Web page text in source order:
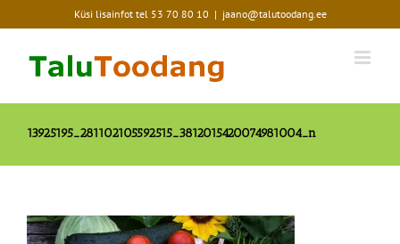
to
Küsi lisainfot tel 53 70 80 10 | jaano@talutoodang.ee
13925195_281102105592515_3812015420074981004_n